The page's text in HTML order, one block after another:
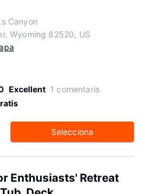
Canyon
Wyoming 82520, US
Excellent 1 comentaris
Selecciona
Enthusiasts' Retreat